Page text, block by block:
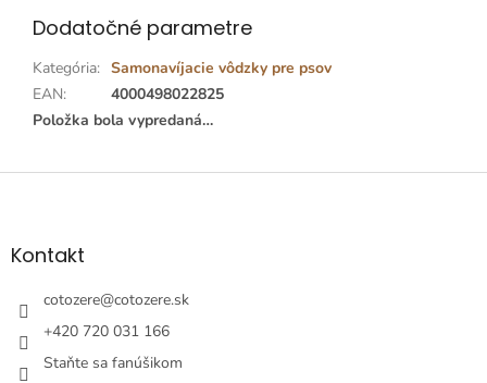
Dodatočné parametre
Kategória: Samonavíjacie vôdzky pre psov
EAN:
4000498022825
Položka bola vypredaná…
Z
äKontakt
cotozere@cotozere.sk
+420 720 031 166
Staňte sa fanúšikom